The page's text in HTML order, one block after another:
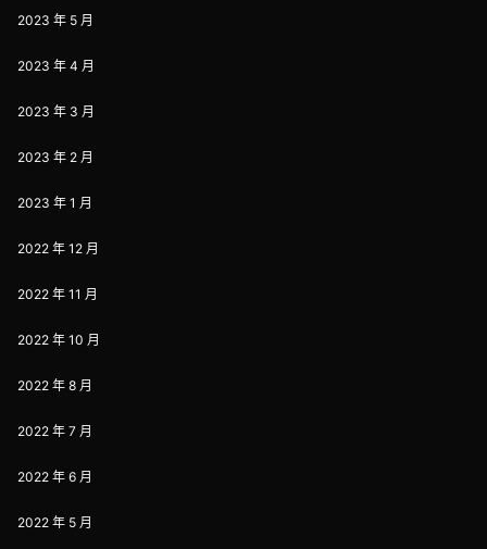
2023 年 5 月
2023 年 4 月
2023 年 3 月
2023 年 2 月
2023 年 1 月
2022 年 12 月
2022 年 11 月
2022 年 10 月
2022 年 8 月
2022 年 7 月
2022 年 6 月
2022 年 5 月